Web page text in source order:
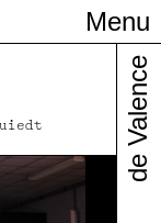
Menu
de Valence